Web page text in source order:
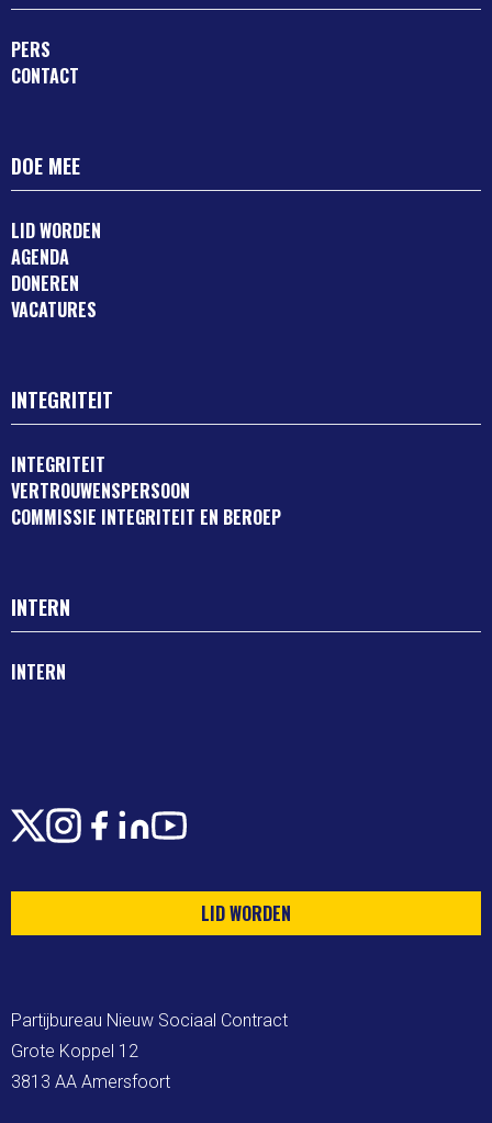
PERS
CONTACT
DOE MEE
LID WORDEN
AGENDA
DONEREN
VACATURES
INTEGRITEIT
INTEGRITEIT
VERTROUWENSPERSOON
COMMISSIE INTEGRITEIT EN BEROEP
INTERN
INTERN
X Instagram
Facebook
LinkedIn
Youtube
LID WORDEN
Partijbureau Nieuw Sociaal Contract
Grote Koppel 12
3813 AA Amersfoort